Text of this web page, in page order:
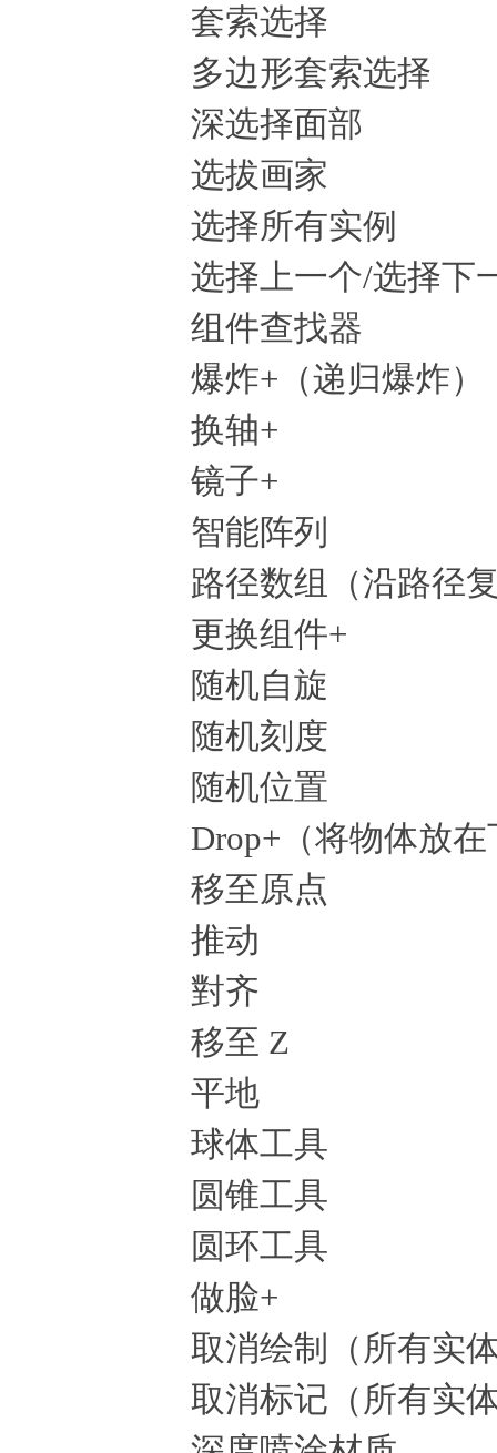
套索选择
多边形套索选择
深选择面部
选拔画家
选择所有实例
选择上一个/选择下
组件查找器
爆炸+（递归爆炸）
换轴+
镜子+
智能阵列
路径数组（沿路径
更换组件+
随机自旋
随机刻度
随机位置
Drop+（将物体放
移至原点
推动
對齐
移至 Z
平地
球体工具
圆锥工具
圆环工具
做脸+
取消绘制（所有实
取消标记（所有实